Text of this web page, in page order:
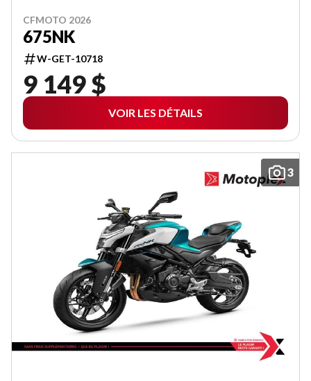
CFMOTO 2026
675NK
W-GET-10718
9 149 $
VOIR LES DÉTAILS
3